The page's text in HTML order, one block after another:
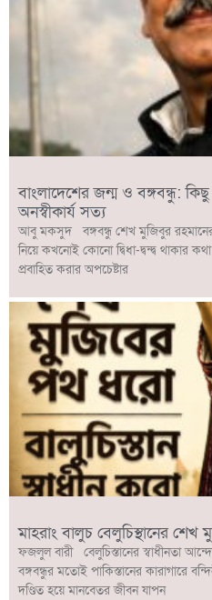
বাংলাদেশের জন্ম ও বঙ্গবন্ধু:
অনস্বীকার্য সত্য
আবু মকসুদ বঙ্গবন্ধু শেখ মুজিবুর রহমানের
নিয়ে কখনোই কোনো দ্বিধা-দ্বন্দ্ব থাকার
প্রবাহিত করার অপচেষ্টার
মাহরাং বালুচ বেলুচিস্থানের শেখ
ফজলুল বারী বেলুচিস্তানের স্বাধীনতা
বঙ্গবন্ধুর মতোই পাকিস্তানের কারাগারে
দণ্ডিত হয়ে মানবেতর জীবন যাপন